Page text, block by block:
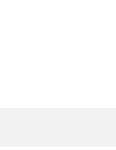
Przejdź do menu
Przejdź do mapy